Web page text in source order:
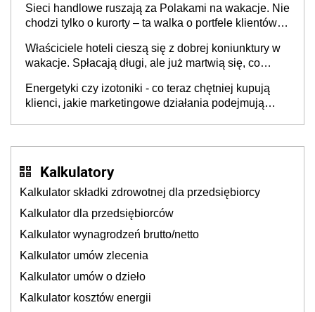
Sieci handlowe ruszają za Polakami na wakacje. Nie
chodzi tylko o kurorty – ta walka o portfele klientów
cichu
Właściciele hoteli cieszą się z dobrej koniunktury w
wakacje. Spłacają długi, ale już martwią się, co
Energetyki czy izotoniki - co teraz chętniej kupują
klienci, jakie marketingowe działania podejmują
Kalkulatory
Kalkulator składki zdrowotnej dla przedsiębiorcy
Kalkulator dla przedsiębiorców
Kalkulator wynagrodzeń brutto/netto
Kalkulator umów zlecenia
Kalkulator umów o dzieło
Kalkulator kosztów energii